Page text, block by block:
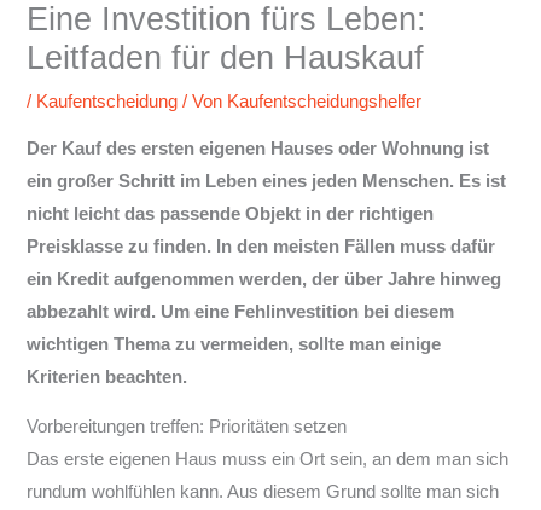
Eine Investition fürs Leben:
Leitfaden für den Hauskauf
/ Kaufentscheidung / Von Kaufentscheidungshelfer
Der Kauf des ersten eigenen Hauses oder Wohnung ist
ein großer Schritt im Leben eines jeden Menschen. Es ist
nicht leicht das passende Objekt in der richtigen
Preisklasse zu finden. In den meisten Fällen muss dafür
ein Kredit aufgenommen werden, der über Jahre hinweg
abbezahlt wird. Um eine Fehlinvestition bei diesem
wichtigen Thema zu vermeiden, sollte man einige
Kriterien beachten.
Vorbereitungen treffen: Prioritäten setzen
Das erste eigenen Haus muss ein Ort sein, an dem man sich
rundum wohlfühlen kann. Aus diesem Grund sollte man sich